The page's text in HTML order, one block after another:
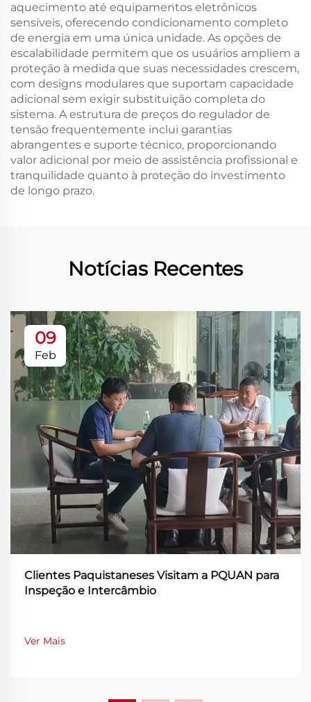
aquecimento até equipamentos eletrônicos
sensíveis, oferecendo condicionamento completo
de energia em uma única unidade. As opções de
escalabilidade permitem que os usuários ampliem a
proteção à medida que suas necessidades crescem,
com designs modulares que suportam capacidade
adicional sem exigir substituição completa do
sistema. A estrutura de preços do regulador de
tensão frequentemente inclui garantias
abrangentes e suporte técnico, proporcionando
valor adicional por meio de assistência profissional e
tranquilidade quanto à proteção do investimento
de longo prazo.
Notícias Recentes
09
Feb
Clientes Paquistaneses Visitam a PQUAN para
Inspeção e Intercâmbio
Ver Mais